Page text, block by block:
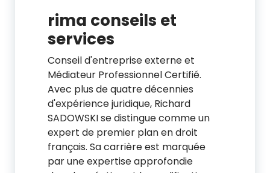
rima conseils et
services
Conseil d'entreprise externe et
Médiateur Professionnel Certifié.
Avec plus de quatre décennies
d'expérience juridique, Richard
SADOWSKI se distingue comme un
expert de premier plan en droit
français. Sa carrière est marquée
par une expertise approfondie